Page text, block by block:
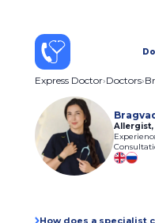
Express Doctor Doctors
How does a specialist